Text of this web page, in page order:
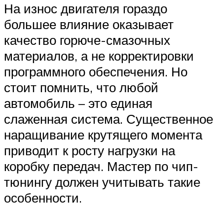
На износ двигателя гораздо
большее влияние оказывает
качество горюче-смазочных
материалов, а не корректировки
программного обеспечения. Но
стоит помнить, что любой
автомобиль – это единая
слаженная система. Существенное
наращивание крутящего момента
приводит к росту нагрузки на
коробку передач. Мастер по чип-
тюнингу должен учитывать такие
особенности.